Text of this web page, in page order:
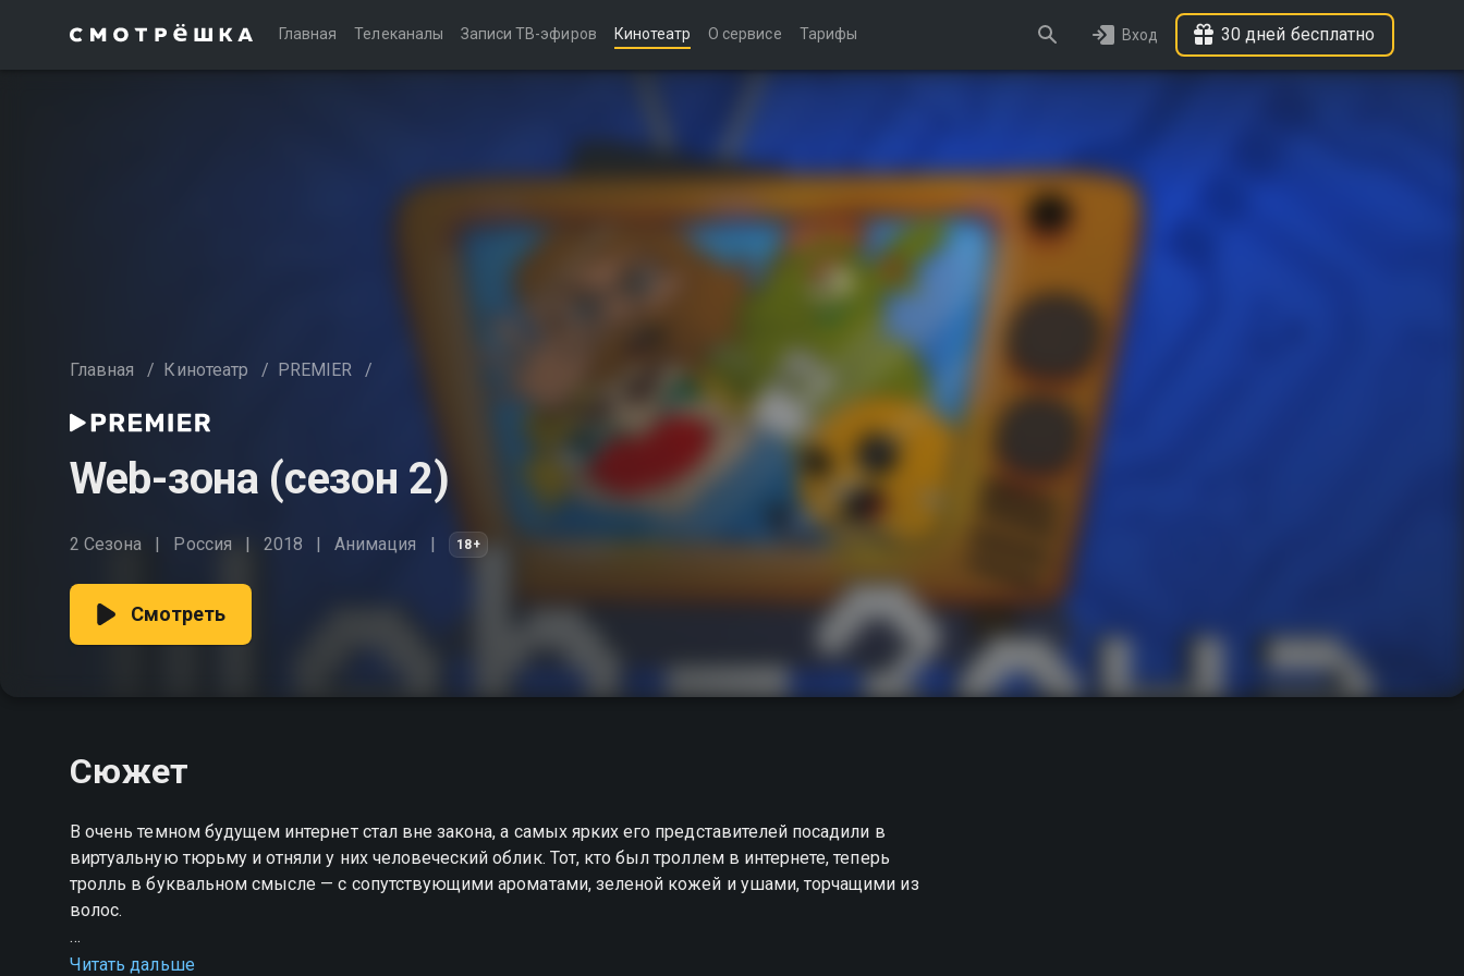
Главная Телеканалы Записи ТВ-эфиров Кинотеатр О сервисе Тарифы Вход 30 дней бесплатно
Главная / Кинотеатр / PREMIER /
Web-зона (сезон 2)
2 Сезона Россия 2018 Анимация 18+
Смотреть
Сюжет
В очень темном будущем интернет стал вне закона, а самых ярких его представителей посадили в
виртуальную тюрьму и отняли у них человеческий облик. Тот, кто был троллем в интернете, теперь
тролль в буквальном смысле — с сопутствующими ароматами, зеленой кожей и ушами, торчащими из
волос.
Посмотреть онлайн 2 сезон сериала Web-зона вы можете совершенно бесплатно в хорошем HD
Читать дальше